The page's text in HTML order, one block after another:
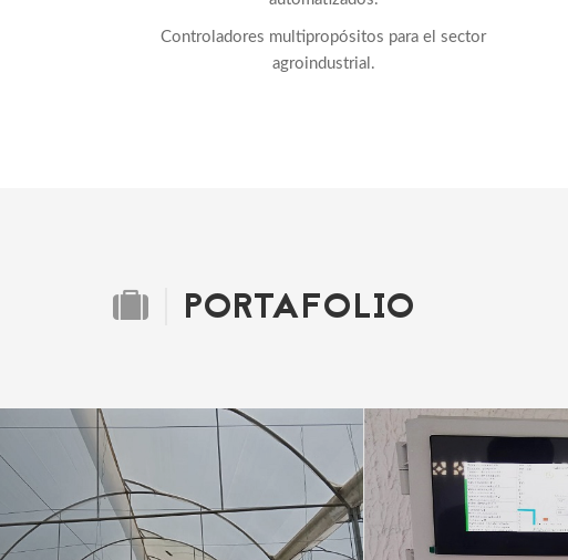
Controladores multipropósitos para el sector
agroindustrial.
PORTAFOLIO